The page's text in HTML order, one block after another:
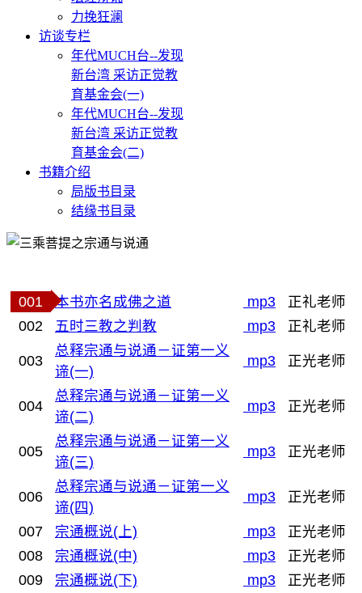
力挽狂澜
访谈专栏
年代MUCH台--发现
新台湾 采访正觉教
育基金会(一)
年代MUCH台--发现
新台湾 采访正觉教
育基金会(二)
书籍介绍
局版书目录
结缘书目录
001 本书亦名成佛之道 mp3
正礼老师
002
五时三教之判教 mp3 正礼老师
003
总释宗通与说通－证第一义
谛(一)
mp3 正光老师
004
总释宗通与说通－证第一义
谛(二)
mp3 正光老师
005
总释宗通与说通－证第一义
谛(三)
mp3 正光老师
006
总释宗通与说通－证第一义
谛(四)
mp3 正光老师
007 宗通概说(上) mp3
正光老师
008
宗通概说(中) mp3
正光老师
009
宗通概说(下) mp3
正光老师